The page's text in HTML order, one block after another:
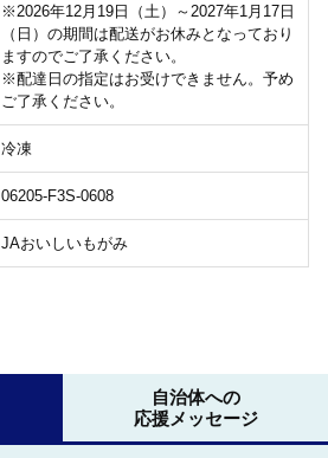
※2026年12月19日（土）～2027年1月17日
（日）の期間は配送がお休みとなっており
ますのでご了承ください。
※配達日の指定はお受けできません。予め
ご了承ください。
冷凍
06205-F3S-0608
JAおいしいもがみ
自治体への
応援メッセージ